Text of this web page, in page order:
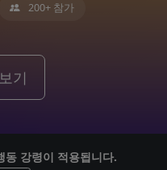
200+ 참가
기
동 강령이 적용됩니다.